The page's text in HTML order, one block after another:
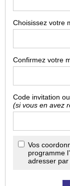
Choisissez votre
Confirmez votre
Code invitation
(si vous en avez
Vos
programme
adresser